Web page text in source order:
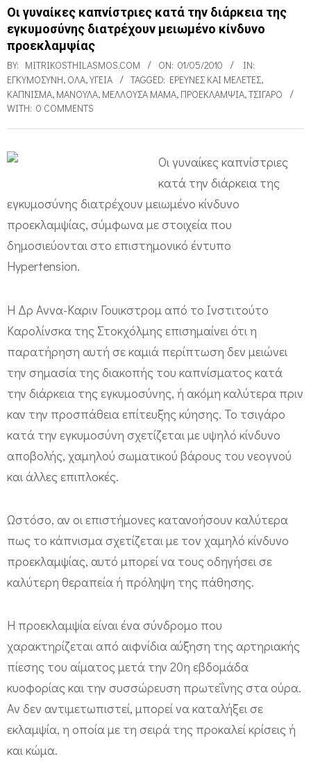
Οι γυναίκες καπνίστριες κατά την διάρκεια της
εγκυμοσύνης διατρέχουν μειωμένο κίνδυνο
προεκλαμψίας
BY: MITRIKOSTHILASMOS.COM ON: 01/05/2010
IN:
ΕΓΚΥΜΟΣΎΝΗ, ΌΛΑ,ΥΓΕΊΑ TAGGED: ΕΡΕΥΝΕΣ ΚΑΙ ΜΕΛΈΤΕΣ,
ΚΆΠΝΙΣΜΑ, ΜΑΝΟΎΛΑ, ΜΈΛΛΟΥΣΑ ΜΑΜΆ, ΠΡΟΕΚΛΑΜΨΊΑ,ΤΣΙΓΆΡΟ
WITH: 0 COMMENTS
ι
γ
υ
ν
ί
κ
ε
ς
κ
α
π
σ
τ
ρ
ι
ς
κ
α
τ
ά
τ
η
Οι γυναίκες καπνίστριες
κατά την διάρκεια της
εγκυμοσύνης διατρέχουν μειωμένο κίνδυνο
προεκλαμψίας, σύμφωνα με στοιχεία που
δημοσιεύονται στο επιστημονικό έντυπο
Hypertension.
Η Δρ Αννα-Καριν Γουικστρομ από το Ινστιτούτο
Καρολίνσκα της Στοκχόλμης επισημαίνει ότι η
παρατήρηση αυτή σε καμιά περίπτωση δεν μειώνει
την σημασία της διακοπής του καπνίσματος κατά
την διάρκεια της εγκυμοσύνης, ή ακόμη καλύτερα πριν
καν την προσπάθεια επίτευξης κύησης. Το τσιγάρο
κατά την εγκυμοσύνη σχετίζεται με υψηλό κίνδυνο
αποβολής, χαμηλού σωματικού βάρους του νεογνού
και άλλες επιπλοκές.
Ωστόσο, αν οι επιστήμονες κατανοήσουν καλύτερα
πως το κάπνισμα σχετίζεται με τον χαμηλό κίνδυνο
προεκλαμψίας, αυτό μπορεί να τους οδηγήσει σε
καλύτερη θεραπεία ή πρόληψη της πάθησης.
Η προεκλαμψία είναι ένα σύνδρομο που
χαρακτηρίζεται από αιφνίδια αύξηση της αρτηριακής
πίεσης του αίματος μετά την 20η εβδομάδα
κυοφορίας και την συσσώρευση πρωτεΐνης στα ούρα.
Αν δεν αντιμετωπιστεί, μπορεί να καταλήξει σε
εκλαμψία, η οποία με τη σειρά της προκαλεί κρίσεις ή
και κώμα.